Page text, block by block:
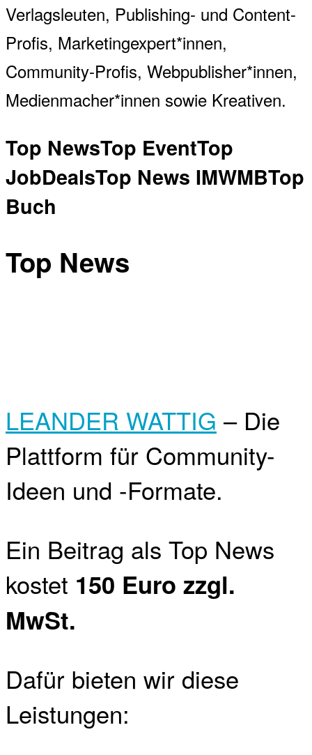
Verlagsleuten, Publishing- und Content-
Profis, Marketingexpert*innen,
Community-Profis, Webpublisher*innen,
Medienmacher*innen sowie Kreativen.
Top NewsTop EventTop
JobDealsTop News IMWMBTop
Buch
Top News
LEANDER WATTIG – Die
Plattform für Community-
Ideen und -Formate.
Ein Beitrag als Top News
kostet 150 Euro zzgl.
MwSt.
Dafür bieten wir diese
Leistungen: